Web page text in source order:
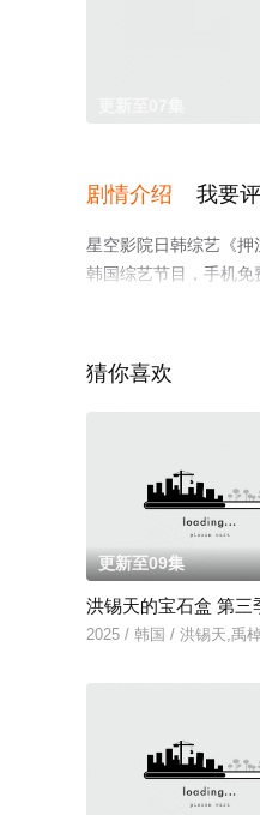
剧情介绍 我要
星空影院日韩综艺《
韩国综艺节目，手机免
猜你喜欢
更新至09集
洪锡天的宝石盒 第三
2025 / 韩国 / 洪锡天,禹